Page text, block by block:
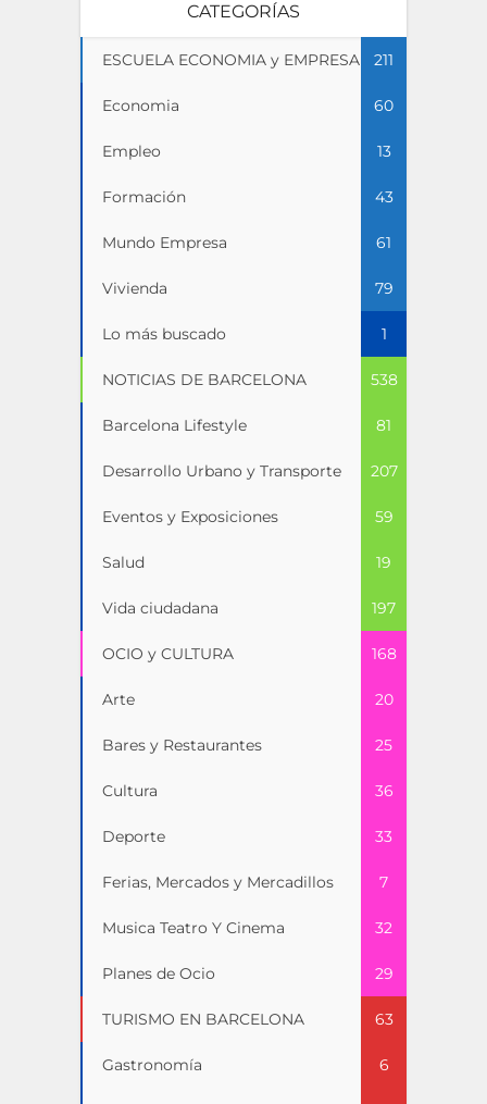
CATEGORÍAS
ESCUELA ECONOMIA y EMPRESA 211
Economia 60
Empleo 13
Formación 43
Mundo Empresa 61
Vivienda 79
Lo más buscado 1
NOTICIAS DE BARCELONA 538
Barcelona Lifestyle 81
Desarrollo Urbano y Transporte 207
Eventos y Exposiciones 59
Salud 19
Vida ciudadana 197
OCIO y CULTURA 168
Arte 20
Bares y Restaurantes 25
Cultura 36
Deporte 33
Ferias, Mercados y Mercadillos 7
Musica Teatro Y Cinema 32
Planes de Ocio 29
TURISMO EN BARCELONA 63
Gastronomía 6